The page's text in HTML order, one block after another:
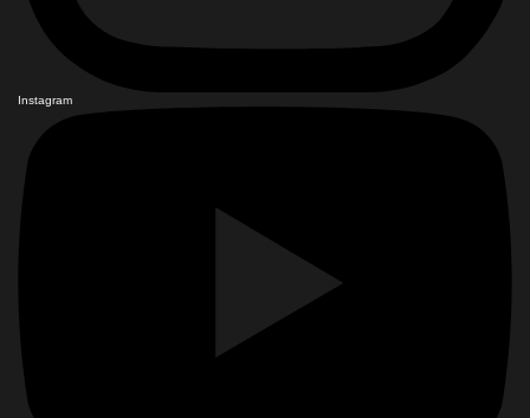
Instagram